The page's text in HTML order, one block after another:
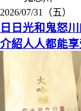
2026/07/31（五）
日日光和鬼怒
介紹人人都能